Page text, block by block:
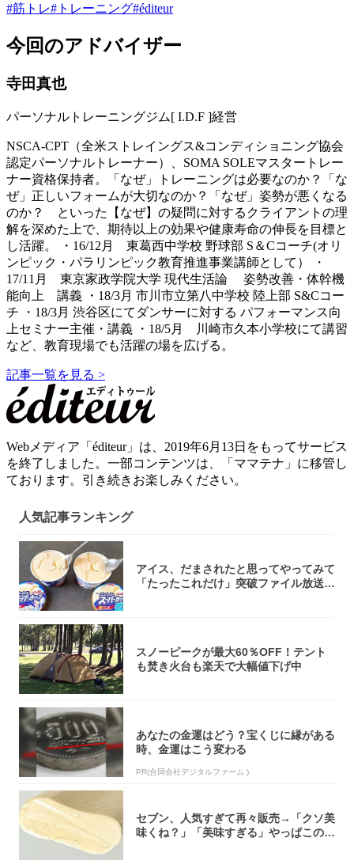
#筋トレ# トレーニング#éditeur
今回のアドバイザー
寺田真也
パーソナルトレーニングジム[ I.D.F ]経営
NSCA-CPT（全米ストレイングス&コンディショニング協会
認定パーソナルトレーナー）、SOMA SOLEマスタートレー
ナー資格保持者。「なぜ」トレーニングは必要なのか？「な
ぜ」正しいフォームが大切なのか？「なぜ」姿勢が悪くなる
のか？ といった【なぜ】の疑問に対するクライアントの理
解を深めた上で、期待以上の効果や健康寿命の伸長を目標と
し活躍。 ・16/12月 東葛西中学校 野球部 S＆Cコーチ(オリ
ンピック・パラリンピック教育推進事業講師として） ・
17/11月 東京家政学院大学 現代生活論 姿勢改善・体幹機
能向上 講義 ・18/3月 市川市立第八中学校 陸上部 S&Cコー
チ ・18/3月 渋谷区にてダンサーに対する パフォーマンス向
上セミナー主催・講義 ・18/5月 川崎市久本小学校にて講習
など、教育現場でも活躍の場を広げる。
記事一覧を見る >
Webメディア「éditeur」は、2019年6月13日をもってサービス
を終了しました。一部コンテンツは、「ママテナ」に移管し
ております。引き続きお楽しみください。
人気記事ランキング
アイス、だまされたと思ってやってみて
「たったこれだけ」突破ファイル放送で
スノーピークが最大60％OFF！テント
も焚き火台も楽天で大幅値下げ中
あなたの金運はどう？宝くじに縁がある
時、金運はこう変わる
PR(合同会社デジタルファーム )
セブン、人気すぎて再々販売→「クソ美
味くね？」「美味すぎる」やっぱこのク